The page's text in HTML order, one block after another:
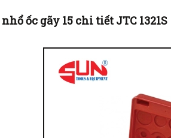
ốc gãy 15 chi tiết JTC 1321S